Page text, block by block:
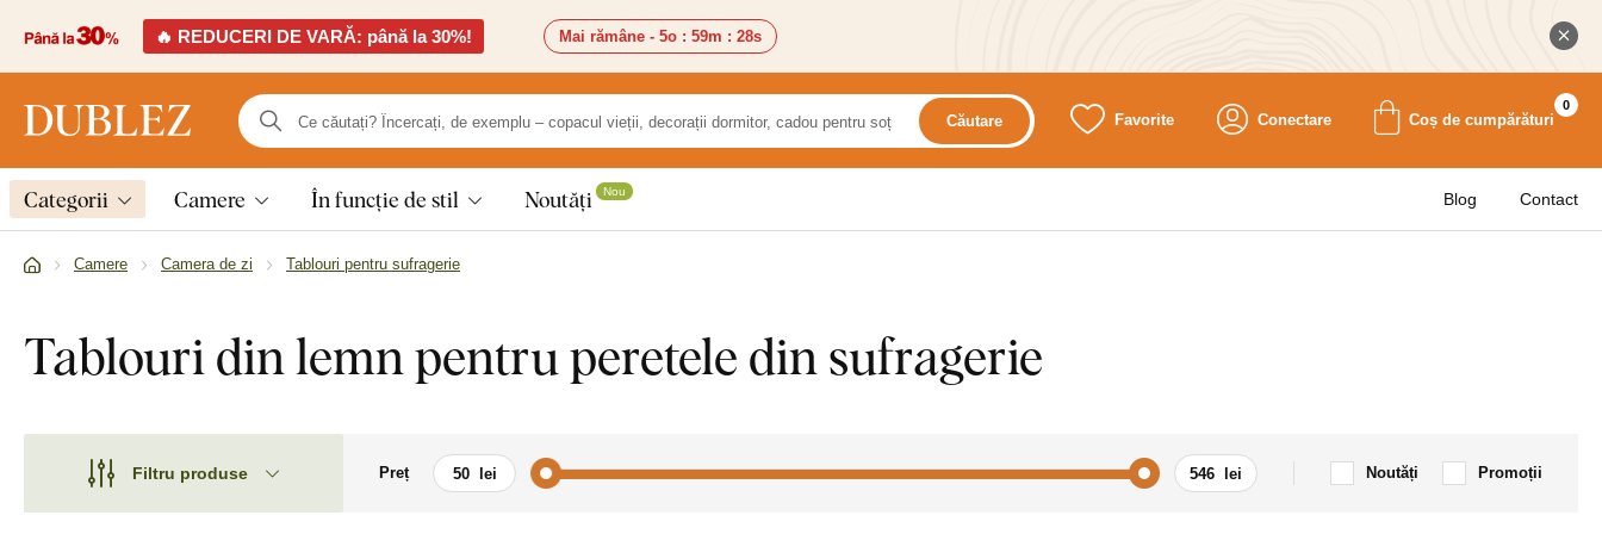
🔥 REDUCERI DE VARĂ: până la 30%! Mai rămâne - 5o : 59m : 26s
Căutare Favorite Conectare Coș de cumpărături
0
Categorii Camere În funcție de stil Noutăți Nou Blog Contact
Camere Camera de zi Tablouri pentru sufragerie
Tablouri din lemn pentru peretele din sufragerie
Filtru produse
Motiv Preț Noutăți Promoții
Motiv